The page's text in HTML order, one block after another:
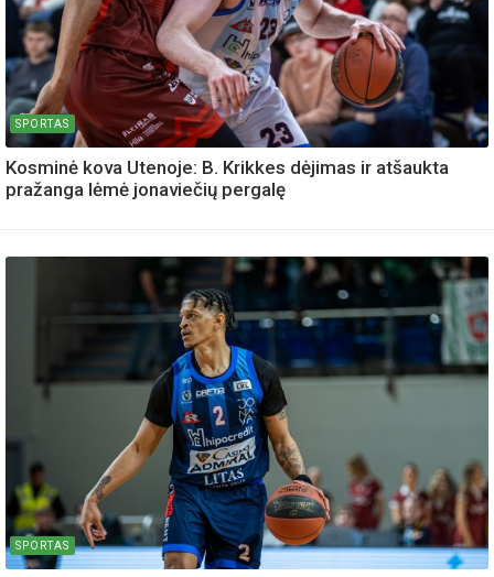
SPORTAS
Kosminė kova Utenoje: B. Krikkes dėjimas ir atšaukta
pražanga lėmė jonaviečių pergalę
SPORTAS